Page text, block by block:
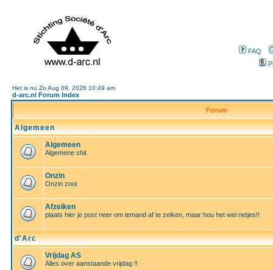
FAQ
Het is nu Zo Aug 09, 2026 10:49 am
d-arc.nl Forum Index
Forum
Algemeen
Algemeen
Algemene shit
Onzin
Onzin zooi
Afzeiken
plaats hier je post neer om iemand af te zeiken, maar hou het wel netjes!!
d'Arc
Vrijdag AS
Alles over aanstaande vrijdag !!